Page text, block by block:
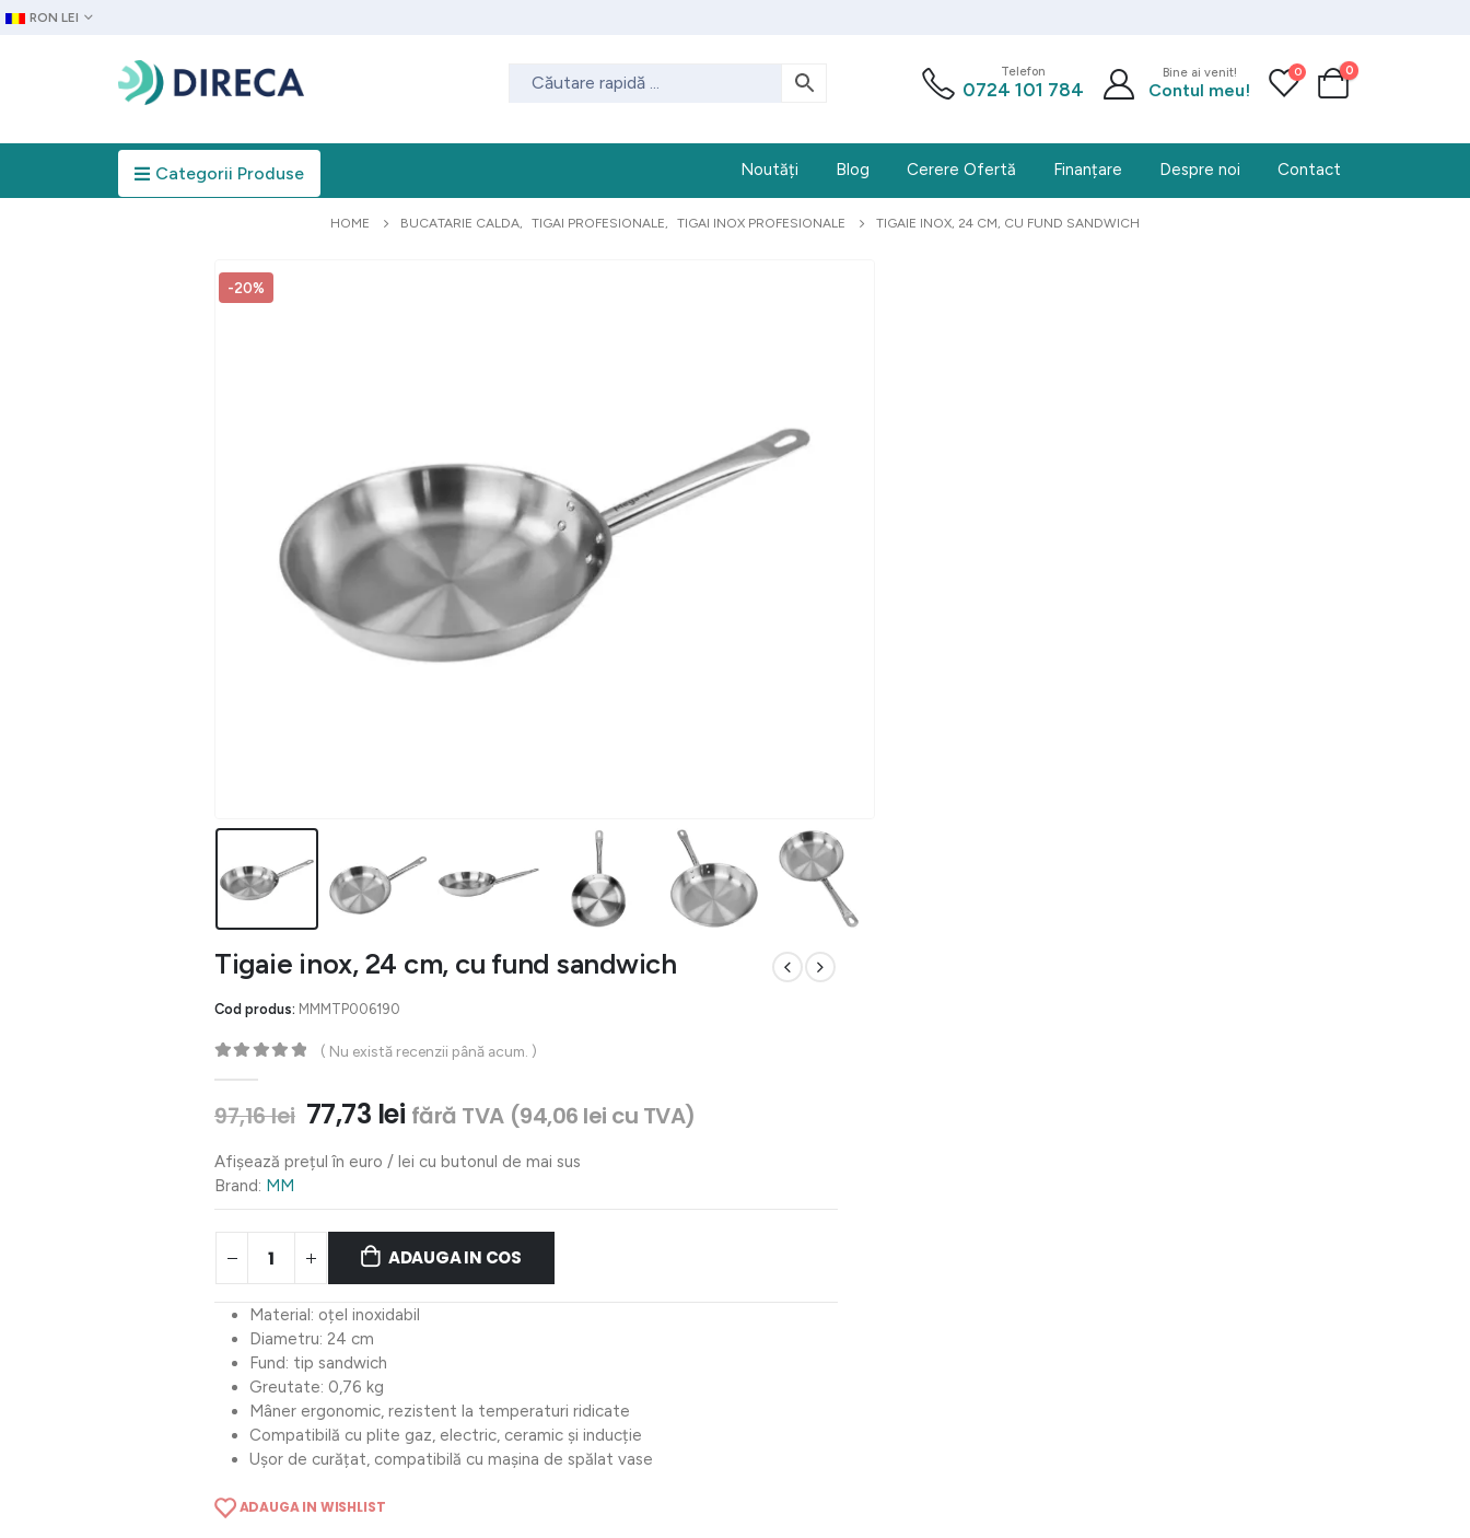
RON LEI
Telefon
0724 101 784
Bine ai venit!
Contul meu!
0 0
Categorii Produse Noutăți Blog Cerere Ofertă Finanțare Despre noi Contact
HOME BUCATARIE CALDA, TIGAI PROFESIONALE, TIGAI INOX PROFESIONALE TIGAIE INOX, 24 CM, CU FUND SANDWICH
-20%
Tigaie inox, 24 cm, cu fund sandwich
Cod produs: MMMTP006190
( Nu există recenzii până acum. )
97,16lei Prețul
a
97,16 lei.
77,73 leiPrețul
este:
fără TVA (94,06 lei cu TVA)
Afișează prețul în euro / lei cu butonul de mai sus
Brand: MM
ADAUGA IN COS
Material: oțel inoxidabil
Diametru: 24 cm
Fund: tip sandwich
Greutate: 0,76 kg
Mâner ergonomic, rezistent la temperaturi ridicate
Compatibilă cu plite gaz, electric, ceramic și inducție
Ușor de curățat, compatibilă cu mașina de spălat vase
ADAUGA IN WISHLIST